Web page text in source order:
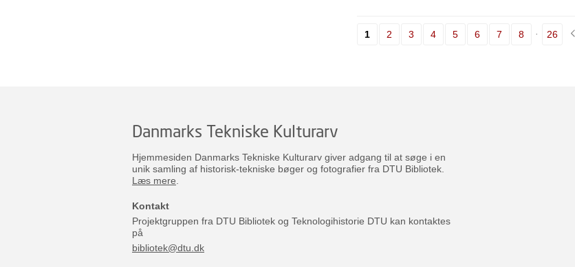
1 2 3 4 5 6 7 8 26
Danmarks Tekniske Kulturarv
Hjemmesiden Danmarks Tekniske Kulturarv giver adgang til at søge i en
unik samling af historisk-tekniske bøger og fotografier fra DTU Bibliotek.
Læs mere
Kontakt
Projektgruppen fra DTU Bibliotek og Teknologihistorie DTU kan kontaktes
på
bibliotek@dtu.dk